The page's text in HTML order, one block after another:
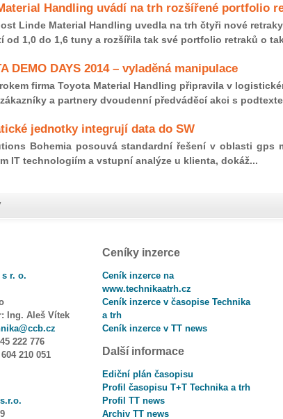
Handling uvádí na trh rozšířené portfolio
Linde Material Handling uvedla na trh čtyři nové retraky
od 1,0 do 1,6 tuny a rozšířila tak své portfolio retraků o
DEMO DAYS 2014 – vyladěná manipulace
firma Toyota Material Handling připravila v
a partnery dvoudenní předváděcí akci s
jednotky integrují data do SW
Bohemia posouvá standardní řešení v oblasti gps
IT technologiím a vstupní analýze u klienta, dokáž...
r. o.
Ing. Aleš Vítek
222 776
210 051
Ceníky inzerce
Ceník inzerce na
www.technikaatrh.cz
Ceník inzerce v časopise Technika
a trh
Ceník inzerce v TT news
Další informace
Ediční plán časopisu
Profil časopisu T+T Technika a trh
Profil TT news
Archiv TT news